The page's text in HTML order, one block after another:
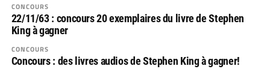
CONCOURS
22/11/63 : concours 20 exemplaires du livre de Stephen
King à gagner
CONCOURS
Concours : des livres audios de Stephen King à gagner!